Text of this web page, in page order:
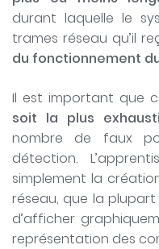
durant laquelle le
trames réseau qu’il
du fonctionnement
Il est important que
soit la plus
nombre de faux
détection.
simplement la
réseau, que la
d’afficher
représentation des